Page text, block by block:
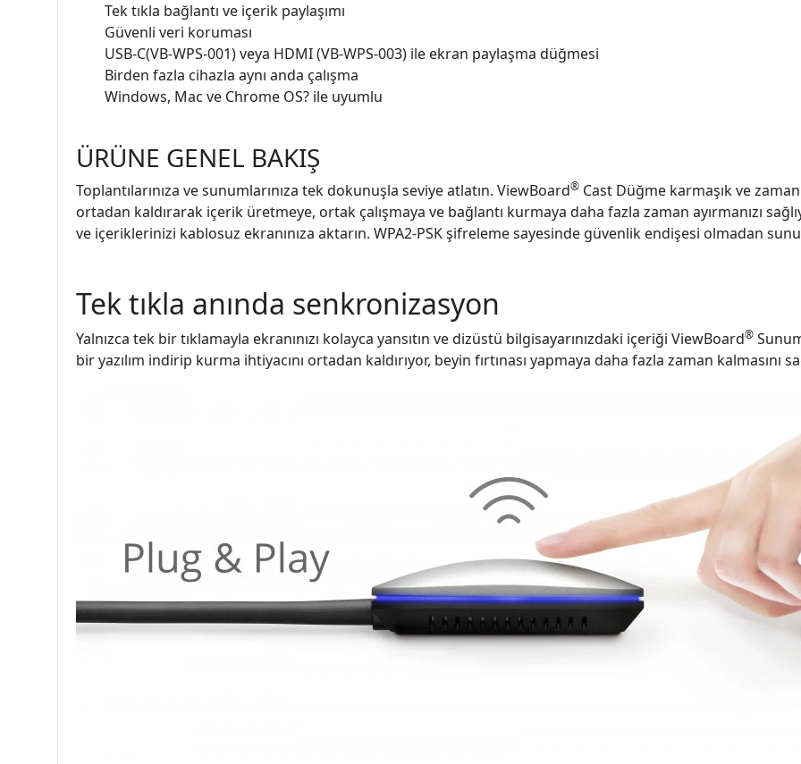
Tek tıkla bağlantı ve içerik paylaşımı
Güvenli veri koruması
USB-C(VB-WPS-001) veya HDMI (VB-WPS-003) ile ekran paylaşma düğmesi
Birden fazla cihazla aynı anda çalışma
Windows, Mac ve Chrome OS? ile uyumlu
ÜRÜNE GENEL BAKIŞ
Toplantılarınıza ve sunumlarınıza tek dokunuşla seviye atlatın. ViewBoard® Cast Düğme karmaşık ve
ortadan kaldırarak içerik üretmeye, ortak çalışmaya ve bağlantı kurmaya daha fazla zaman ayırmanızı
ve içeriklerinizi kablosuz ekranınıza aktarın. WPA2-PSK şifreleme sayesinde güvenlik endişesi olmadan
Tek tıkla anında senkronizasyon
Yalnızca tek bir tıklamayla ekranınızı kolayca yansıtın ve dizüstü bilgisayarınızdaki içeriği ViewBoard®
bir yazılım indirip kurma ihtiyacını ortadan kaldırıyor, beyin fırtınası yapmaya daha fazla zaman kalmasını